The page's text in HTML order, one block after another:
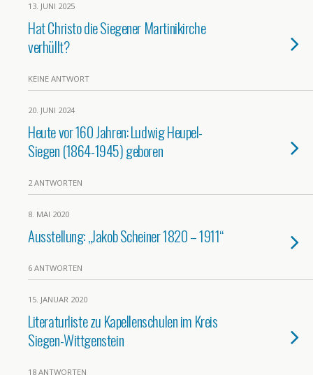
13. JUNI 2025
Hat Christo die Siegener Martinikirche
verhüllt?
KEINE ANTWORT
20. JUNI 2024
Heute vor 160 Jahren: Ludwig Heupel-
Siegen (1864-1945) geboren
2 ANTWORTEN
8. MAI 2020
Ausstellung: „Jakob Scheiner 1820 – 1911“
6 ANTWORTEN
15. JANUAR 2020
Literaturliste zu Kapellenschulen im Kreis
Siegen-Wittgenstein
18 ANTWORTEN